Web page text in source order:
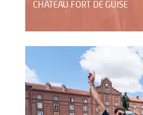
CHÂTEAU FORT DE GUISE